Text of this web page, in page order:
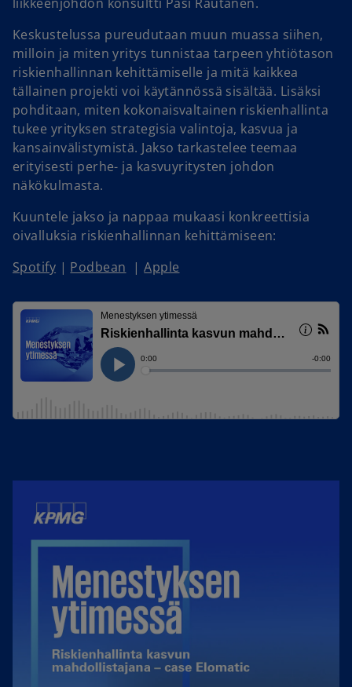
Keskustelussa pureudutaan muun muassa siihen,
milloin ja miten yritys tunnistaa tarpeen yhtiötason
riskienhallinnan kehittämiselle ja mitä kaikkea
tällainen projekti voi käytännössä sisältää. Lisäksi
pohditaan, miten kokonaisvaltainen riskienhallinta
tukee yrityksen strategisia valintoja, kasvua ja
kansainvälistymistä. Jakso tarkastelee teemaa
erityisesti perhe- ja kasvuyritysten johdon
näkökulmasta.
Kuuntele jakso ja nappaa mukaasi konkreettisia
oivalluksia riskienhallinnan kehittämiseen:
Spotify | Podbean |Apple